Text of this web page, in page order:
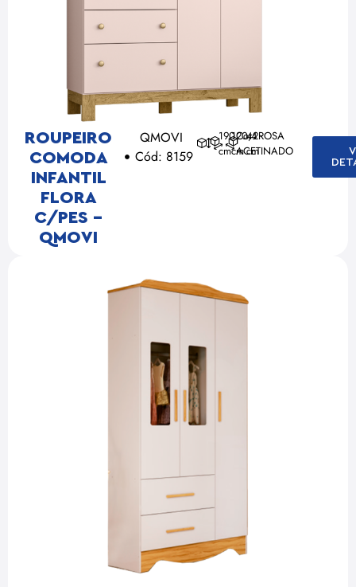
ROUPEIRO
COMODA
INFANTIL
FLORA
C/PES –
QMOVI
QMOVI
Cód: 8159
190
cm
120,4
cm
42
cm
Cor: ROSA
ACETINADO